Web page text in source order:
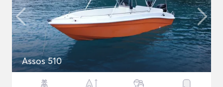
Assos 510